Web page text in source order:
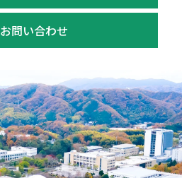
お問い合わせ